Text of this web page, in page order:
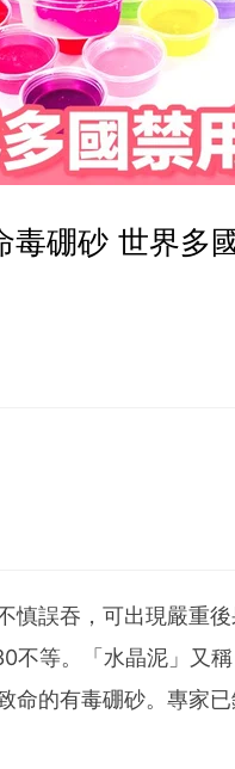
硼砂 世界多
誤吞，可出現嚴重後
不等。「水晶泥」又稱
命的有毒硼砂。專家已